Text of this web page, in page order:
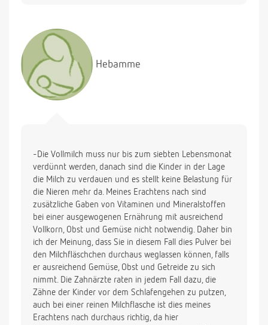
Hebamme
-Die Vollmilch muss nur bis zum siebten Lebensmonat
verdünnt werden, danach sind die Kinder in der Lage
die Milch zu verdauen und es stellt keine Belastung für
die Nieren mehr da. Meines Erachtens nach sind
zusätzliche Gaben von Vitaminen und Mineralstoffen
bei einer ausgewogenen Ernährung mit ausreichend
Vollkorn, Obst und Gemüse nicht notwendig. Daher bin
ich der Meinung, dass Sie in diesem Fall dies Pulver bei
den Milchfläschchen durchaus weglassen können, falls
er ausreichend Gemüse, Obst und Getreide zu sich
nimmt. Die Zahnärzte raten in jedem Fall dazu, die
Zähne der Kinder vor dem Schlafengehen zu putzen,
auch bei einer reinen Milchflasche ist dies meines
Erachtens nach durchaus richtig, da hier